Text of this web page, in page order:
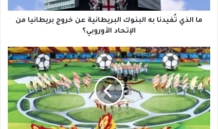
بريطانيا
ما الذي تُفيدنا به البنوك البريطانية عن خروج بريطانيا من
الإتحاد الأوروبي؟
على
بلدان
المغرب
العربي
أن
تتقدم
معاً
لإستضافة